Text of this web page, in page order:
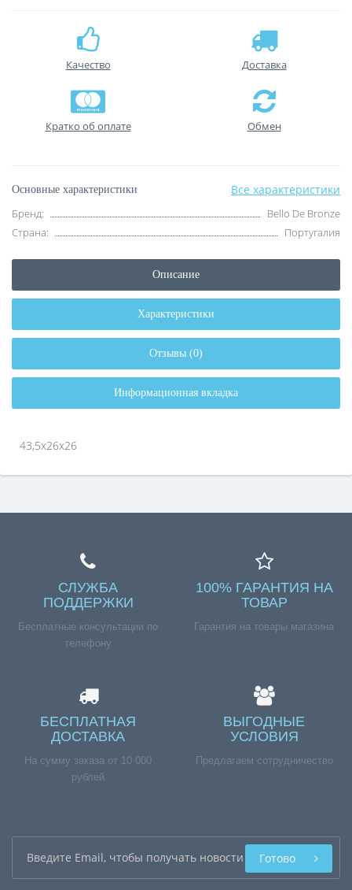
Качество Доставка
Кратко об оплате Обмен
Основные характеристики Все характеристики
Бренд:
Bello De Bronze
Страна:
Португалия
Описание
Характеристики
Отзывы (0)
Информационная вкладка
43,5х26х26
СЛУЖБА
ПОДДЕРЖКИ
Бесплатные консультации по
телефону
100% ГАРАНТИЯ НА
ТОВАР
Гарантия на товары магазина
БЕСПЛАТНАЯ
ДОСТАВКА
На сумму заказа от 10 000
рублей
ВЫГОДНЫЕ
УСЛОВИЯ
Предлагаем сотрудничество
Готово